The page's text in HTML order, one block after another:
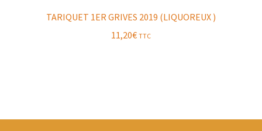
TARIQUET 1ER GRIVES 2019 (LIQUOREUX )
11,20€ TTC